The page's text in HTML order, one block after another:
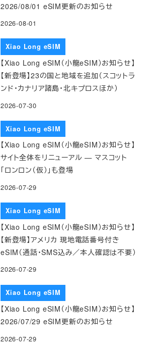
2026/08/01 eSIM更新のお知らせ
2026-08-01
Xiao Long eSIM
【Xiao Long eSIM（小龍eSIM）お知らせ】
【新登場】23の国と地域を追加（スコットラ
ンド・カナリア諸島・北キプロスほか）
2026-07-30
Xiao Long eSIM
【Xiao Long eSIM（小龍eSIM）お知らせ】
サイト全体をリニューアル — マスコット
「ロンロン（仮）」も登場
2026-07-29
Xiao Long eSIM
【Xiao Long eSIM（小龍eSIM）お知らせ】
【新登場】アメリカ 現地電話番号付き
eSIM（通話・SMS込み／本人確認は不要）
2026-07-29
Xiao Long eSIM
【Xiao Long eSIM（小龍eSIM）お知らせ】
2026/07/29 eSIM更新のお知らせ
2026-07-29